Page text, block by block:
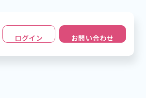
ログイン お問い合わせ